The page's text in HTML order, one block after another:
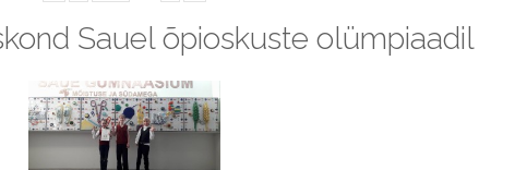
Sauel õpioskuste olümpiaadil